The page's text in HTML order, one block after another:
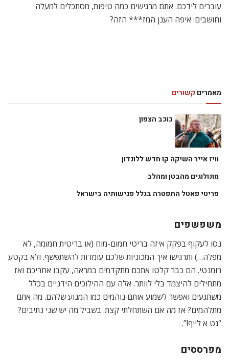
עוברים לידכם. אתם מרגישים כמה טיפות, מסתכלים למעלה
וחושבים: איפה הענן המז*** הזה?
מאמרים קשורים
כוכב הצפון
וויז אייר השיקה קו חדש ללונדון
מונולוגים מהבטן ומהלב
פריטי פאטל התפטרה בגלל פגישותיה בישראל
משפשפים
נסו לעקוף בפקק איזה בריטי חמום-מוח (או בריטית חמומה, לא
מפלה…) ותרגישו איך המכוניות שלכם עומדות להשתפשף. ולא בקטע
רומנטי. הם כבר קלטו אתכם מתקדמים במראה, עקבו אחריכם ואז
מתחילים להיצמד בלי לוותר. אלה עם ההילוכים הידניים בכלל
משתגעים ואפשר לשמוע אותם נוהמים כמו המנוע שלהם. מה אתם
מתלהמים? אז מה אם השתחלתי קצת. בשביל מה יש שני נתיבים?
“גט א לייף!”.
מפרססים